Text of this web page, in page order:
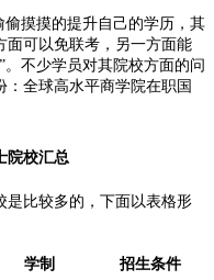
摸摸的提升自己的学历，其
面可以免联考，另一方面能
不少学员对其院校方面的问
全球高水平商学院在职国
校汇总
比较多的，下面以表格形
学制
招生条件